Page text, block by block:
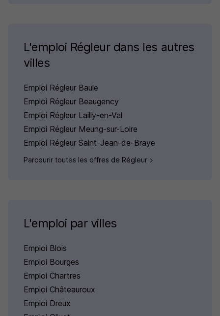
L'emploi Régleur dans les autres
villes
Emploi Régleur Baule
Emploi Régleur Beaugency
Emploi Régleur Lailly-en-Val
Emploi Régleur Meung-sur-Loire
Emploi Régleur Saint-Jean-de-Braye
Parcourir toutes les offres de Régleur
L'emploi par villes
Emploi Blois
Emploi Bourges
Emploi Chartres
Emploi Châteauroux
Emploi Dreux